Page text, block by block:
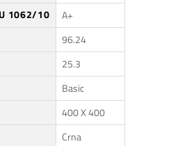
1062/10
A+
96.24
25.3
Basic
400 X 400
Crna